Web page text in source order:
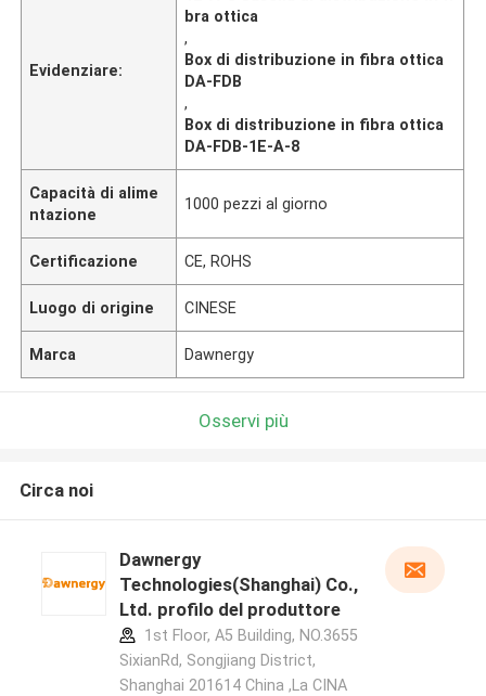
Evidenziare:
bra ottica
,
Box di distribuzione in fibra ottica
DA-FDB
,
Box di distribuzione in fibra ottica
DA-FDB-1E-A-8
Capacità di alime
ntazione
1000 pezzi al giorno
Certificazione CE, ROHS
Luogo di origine CINESE
Marca Dawnergy
Osservi più
Circa noi
Dawnergy
Technologies(Shanghai) Co.,
Ltd. profilo del produttore
1st Floor, A5 Building, NO.3655
SixianRd, Songjiang District,
Shanghai 201614 China ,La CINA